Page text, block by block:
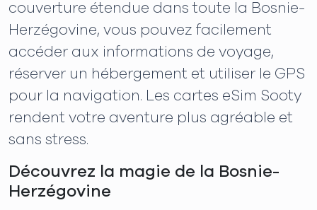
couverture étendue dans toute la Bosnie-
Herzégovine, vous pouvez facilement
accéder aux informations de voyage,
réserver un hébergement et utiliser le GPS
pour la navigation. Les cartes eSim Sooty
rendent votre aventure plus agréable et
sans stress.
Découvrez la magie de la Bosnie-
Herzégovine